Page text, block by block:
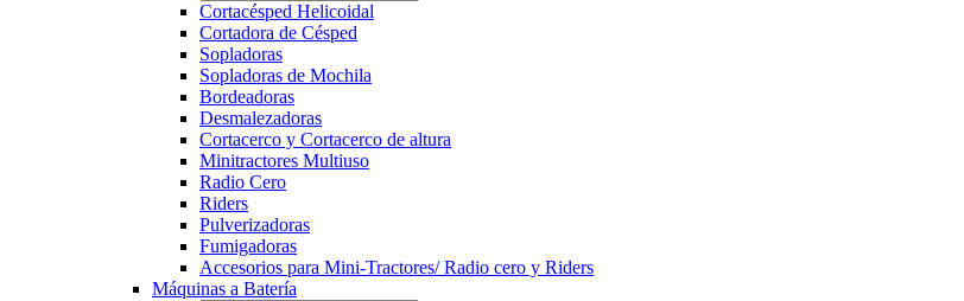
Cortacésped Helicoidal
Cortadora de Césped
Sopladoras
Sopladoras de Mochila
Bordeadoras
Desmalezadoras
Cortacerco y Cortacerco de altura
Minitractores Multiuso
Radio Cero
Riders
Pulverizadoras
Fumigadoras
Accesorios para Mini-Tractores/ Radio cero y Riders
Máquinas a Batería